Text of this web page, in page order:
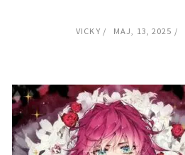
VICKY MAJ, 13, 2025